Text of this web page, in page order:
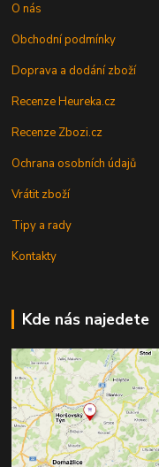
O nás
Obchodní podmínky
Doprava a dodání zboží
Recenze Heureka.cz
Recenze Zbozi.cz
Ochrana osobních údajů
Vrátit zboží
Tipy a rady
Kontakty
Kde nás najedete